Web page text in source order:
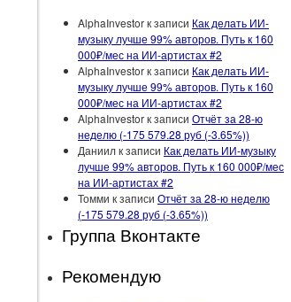
AlphaInvestorк записи Как делать ИИ-
музыку лучше 99% авторов. Путь к 160
000₽/мес на ИИ-артистах #2
AlphaInvestorк записи Как делать ИИ-
музыку лучше 99% авторов. Путь к 160
000₽/мес на ИИ-артистах #2
AlphaInvestorк записи Отчёт за 28-ю
неделю (-175 579.28 руб (-3.65%))
Даниилк записи Как делать ИИ-музыку
лучше 99% авторов. Путь к 160 000₽/мес
на ИИ-артистах #2
Томми к записи Отчёт за 28-ю неделю
(-175 579.28 руб (-3.65%))
Группа Вконтакте
Рекомендую